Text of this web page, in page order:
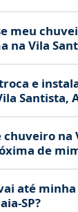
meu
na Vila
e
Santista,
na
de
até minha